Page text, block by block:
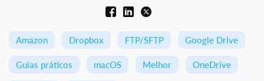
Amazon Dropbox FTP/SFTP Google Drive
Guias práticos macOS Melhor OneDrive